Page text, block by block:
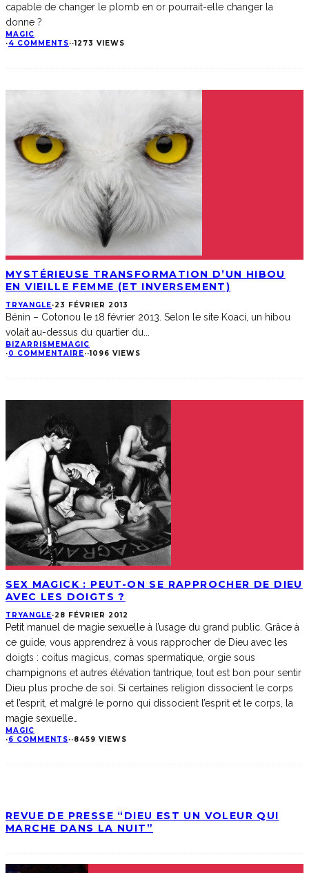
capable de changer le plomb en or pourrait-elle changer la
donne ?
MAGIC
·4 COMMENTS··1273 VIEWS
MYSTÉRIEUSE TRANSFORMATION D’UN HIBOU
EN VIEILLE FEMME (ET INVERSEMENT)
TRYANGLE·23 FÉVRIER 2013
Bénin – Cotonou le 18 février 2013. Selon le site Koaci, un hibou
volait au-dessus du quartier du...
BIZARRISME MAGIC
·0 COMMENTAIRE··1096 VIEWS
SEX MAGICK : PEUT-ON SE RAPPROCHER DE DIEU
AVEC LES DOIGTS ?
TRYANGLE·28 FÉVRIER 2012
Petit manuel de magie sexuelle à l’usage du grand public. Grâce à
ce guide, vous apprendrez à vous rapprocher de Dieu avec les
doigts : coitus magicus, comas spermatique, orgie sous
champignons et autres élévation tantrique, tout est bon pour sentir
Dieu plus proche de soi. Si certaines religion dissocient le corps
et l’esprit, et malgré le porno qui dissocient l’esprit et le corps, la
magie sexuelle…
MAGIC
·6 COMMENTS··8459 VIEWS
REVUE DE PRESSE “DIEU EST UN VOLEUR QUI
MARCHE DANS LA NUIT”